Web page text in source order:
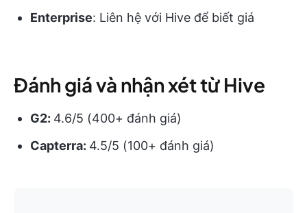
Enterprise: Liên hệ với Hive để biết giá
Đánh giá và nhận xét từ Hive
G2: 4.6/5 (400+ đánh giá)
Capterra: 4.5/5 (100+ đánh giá)